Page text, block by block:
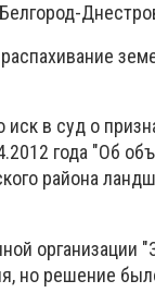
в суд о
года "Об
района
организации
но решение